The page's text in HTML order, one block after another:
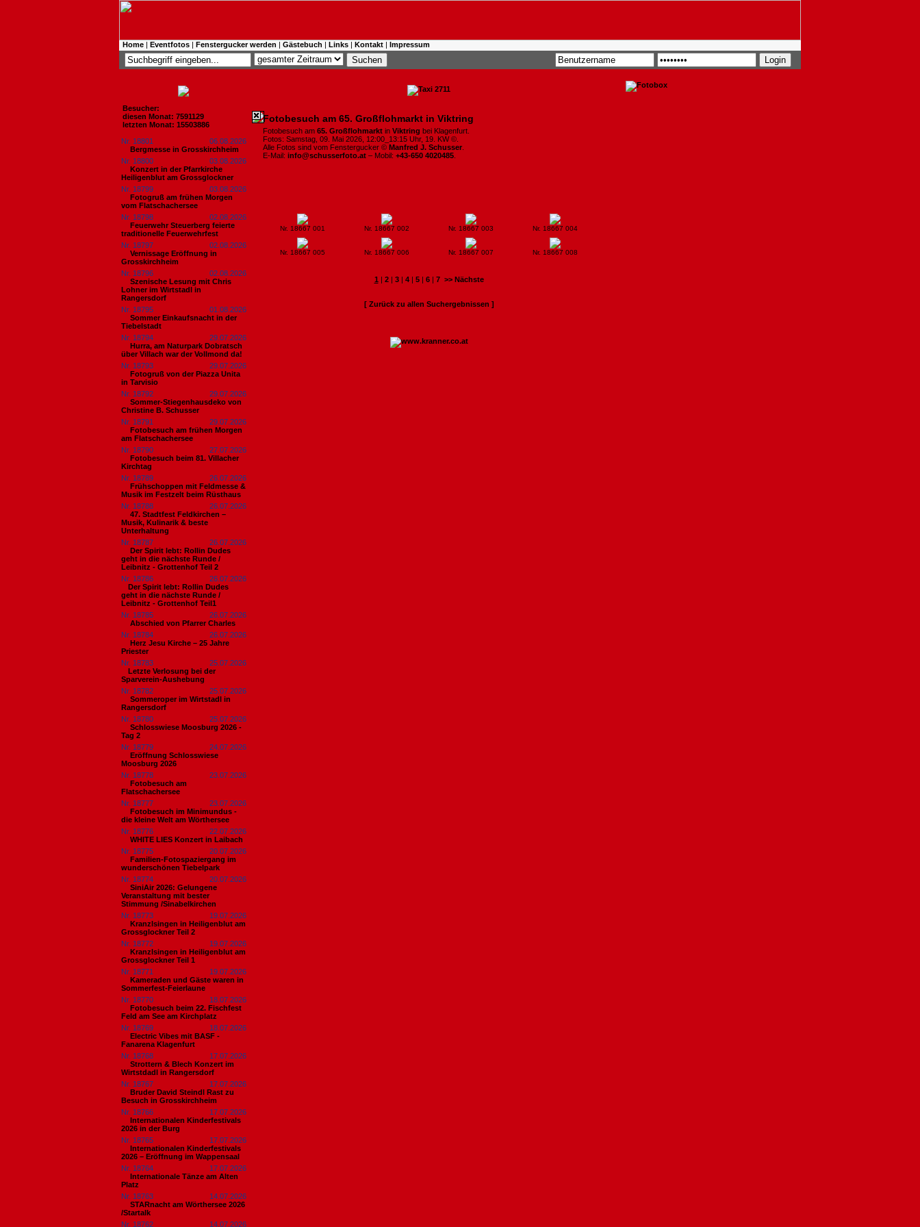
Home | Eventfotos | Fenstergucker werden | Gästebuch | Links | Kontakt | Impressum
Besucher:
diesen Monat: 7591129
letzten Monat: 15503886
Nr. 18801
06.08.2026
Bergmesse in Grosskirchheim
Nr. 18800
03.08.2026
Konzert in der Pfarrkirche
Heiligenblut am Grossglockner
Nr. 18799
03.08.2026
Fotogruß am frühen Morgen
vom Flatschachersee
Nr. 18798
02.08.2026
Feuerwehr Steuerberg feierte
traditionelle Feuerwehrfest
Nr. 18797
02.08.2026
Vernissage Eröffnung in
Grosskirchheim
Nr. 18796
02.08.2026
Szenische Lesung mit Chris
Lohner im Wirtstadl in
Rangersdorf
Nr. 18795
01.08.2026
Sommer Einkaufsnacht in der
Tiebelstadt
Nr. 18794
29.07.2026
Hurra, am Naturpark Dobratsch
über Villach war der Vollmond da!
Nr. 18793
29.07.2026
Fotogruß von der Piazza Unita
in Tarvisio
Nr. 18792
29.07.2026
Sommer-Stiegenhausdeko von
Christine B. Schusser
Nr. 18791
29.07.2026
Fotobesuch am frühen Morgen
am Flatschachersee
Nr. 18790
27.07.2026
Fotobesuch beim 81. Villacher
Kirchtag
Nr. 18789
26.07.2026
Frühschoppen mit Feldmesse &
Musik im Festzelt beim Rüsthaus
Nr. 18788
26.07.2026
47. Stadtfest Feldkirchen –
Musik, Kulinarik & beste
Unterhaltung
Nr. 18787
26.07.2026
Der Spirit lebt: Rollin Dudes
geht in die nächste Runde /
Leibnitz - Grottenhof Teil 2
Nr. 18786
26.07.2026
​Der Spirit lebt: Rollin Dudes
geht in die nächste Runde /
Leibnitz - Grottenhof Teil1
Nr. 18785
26.07.2026
Abschied von Pfarrer Charles
Nr. 18784
26.07.2026
Herz Jesu Kirche – 25 Jahre
Priester
Nr. 18783
25.07.2026
​Letzte Verlosung bei der
Sparverein-Aushebung
Nr. 18782
25.07.2026
Sommeroper im Wirtstadl in
Rangersdorf
Nr. 18780
25.07.2026
Schlosswiese Moosburg 2026 -
Tag 2
Nr. 18779
24.07.2026
Eröffnung Schlosswiese
Moosburg 2026
Nr. 18778
23.07.2026
Fotobesuch am
Flatschachersee
Nr. 18777
23.07.2026
Fotobesuch im Minimundus -
die kleine Welt am Wörthersee
Nr. 18776
22.07.2026
WHITE LIES Konzert in Laibach
Nr. 18775
20.07.2026
Familien-Fotospaziergang im
wunderschönen Tiebelpark
Nr. 18774
20.07.2026
SiniAir 2026: Gelungene
Veranstaltung mit bester
Stimmung /Sinabelkirchen
Nr. 18773
19.07.2026
Kranzlsingen in Heiligenblut am
Grossglockner Teil 2
Nr. 18772
19.07.2026
Kranzlsingen in Heiligenblut am
Grossglockner Teil 1
Nr. 18771
19.07.2026
Kameraden und Gäste waren in
Sommerfest-Feierlaune
Nr. 18770
18.07.2026
Fotobesuch beim 22. Fischfest
Feld am See am Kirchplatz
Nr. 18769
18.07.2026
Electric Vibes mit BASF -
Fanarena Klagenfurt
Nr. 18768
17.07.2026
Strottern & Blech Konzert im
Wirtstdadl in Rangersdorf
Nr. 18767
17.07.2026
Bruder David Steindl Rast zu
Besuch in Grosskirchheim
Nr. 18766
17.07.2026
Internationalen Kinderfestivals
2026 in der Burg
Nr. 18765
17.07.2026
Internationalen Kinderfestivals
2026 – Eröffnung im Wappensaal
Nr. 18764
17.07.2026
Internationale Tänze am Alten
Platz
Nr. 18763
14.07.2026
STARnacht am Wörthersee 2026
/Startalk
Nr. 18762
14.07.2026
Fotobesuch am 65. Großflohmarkt in Viktring
Fotobesuch am 65. Großflohmarkt in Viktring bei Klagenfurt.
Fotos: Samstag, 09. Mai 2026, 12:00_13:15 Uhr, 19. KW ©.
Alle Fotos sind vom Fenstergucker © Manfred J. Schusser
E-Mail: info@schusserfoto.at – Mobil: +43-650 4020485
Nr. 18667 001 Nr. 18667 002 Nr. 18667 003 Nr. 18667 004
Nr. 18667 005 Nr. 18667 006 Nr. 18667 007 Nr. 18667 008
1 | 2| 3| 4| 5| 6| 7 >> Nächste
[ Zurück zu allen Suchergebnissen ]